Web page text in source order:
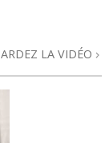
LA VIDÉO